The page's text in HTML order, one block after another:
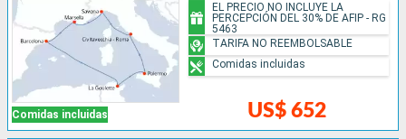
Comidas incluidas US$ 652
EL PRECIO NO INCLUYE LA
PERCEPCIÓN DEL 30% DE AFIP - RG
5463
TARIFA NO REEMBOLSABLE
Comidas incluidas